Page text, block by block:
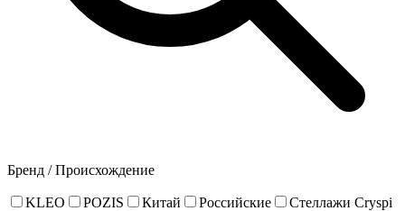
Бренд / Происхождение
KLEO POZIS Китай Российские
Стеллажи Cryspi